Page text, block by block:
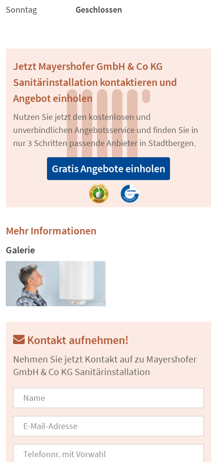
Sonntag
Geschlossen
Jetzt Mayershofer GmbH & Co KG
Sanitärinstallation kontaktieren und
Angebot einholen
Nutzen Sie jetzt den kostenlosen und
unverbindlichen Angebotsservice und finden Sie in
nur 3 Schritten passende Anbieter in Stadtbergen.
Gratis Angebote einholen
Mehr Informationen
Galerie
Kontakt aufnehmen!
Nehmen Sie jetzt Kontakt auf zu Mayershofer
GmbH & Co KG Sanitärinstallation